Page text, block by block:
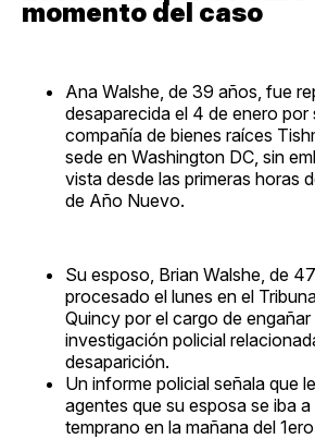
momento del caso
Ana Walshe, de 39 años, fue
desaparecida el 4 de enero por
compañía de bienes raíces
sede en Washington DC, sin
vista desde las primeras horas
de Año Nuevo.
Su esposo, Brian Walshe, de
procesado el lunes en el
Quincy por el cargo de engañar
investigación policial
desaparición.
Un informe policial señala que
agentes que su esposa se iba
temprano en la mañana del